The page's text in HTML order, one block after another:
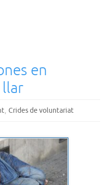
en
llar
, Crides de voluntariat